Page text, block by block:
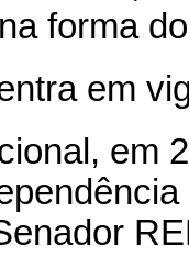
forma
em
em